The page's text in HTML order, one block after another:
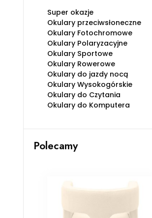
Super okazje
Okulary przeciwsłoneczne
Okulary Fotochromowe
Okulary Polaryzacyjne
Okulary Sportowe
Okulary Rowerowe
Okulary do jazdy nocą
Okulary Wysokogórskie
Okulary do Czytania
Okulary do Komputera
Polecamy